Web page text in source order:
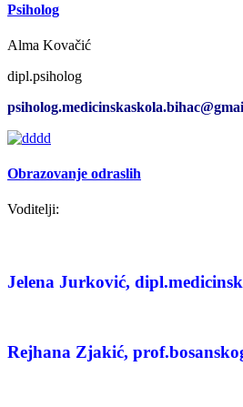
Psiholog
Alma Kovačić
dipl.psiholog
Obrazovanje odraslih
Voditelji:
Jelena Jurković,
Rejhana Zjakić,